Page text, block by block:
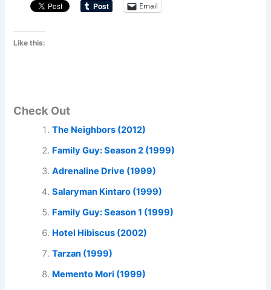
Email
Like this:
Check Out
The Neighbors (2012)
Family Guy: Season 2 (1999)
Adrenaline Drive (1999)
Salaryman Kintaro (1999)
Family Guy: Season 1 (1999)
Hotel Hibiscus (2002)
Tarzan (1999)
Memento Mori (1999)